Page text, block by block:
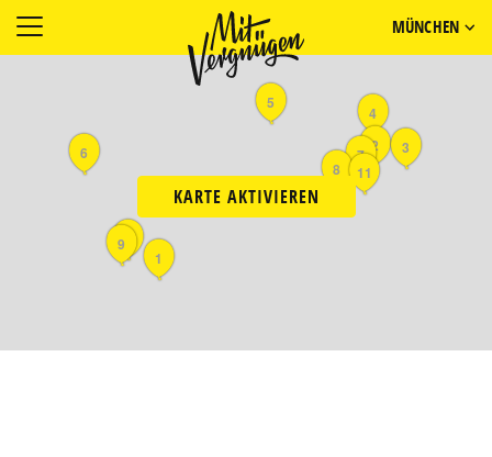
MÜNCHEN
KARTE AKTIVIEREN
2
4
3
1
5
6 7
8
910
11